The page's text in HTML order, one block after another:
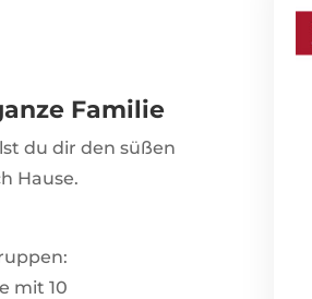
Familie
du dir den süßen
Hause.
mit 10